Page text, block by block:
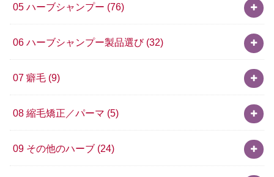
05 ハーブシャンプー (76)
06 ハーブシャンプー製品選び (32)
07 癖毛 (9)
08 縮毛矯正／パーマ (5)
09 その他のハーブ (24)